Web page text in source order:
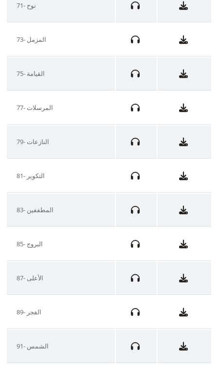
71- نوح
73- المزمل
75- القيامة
77- المرسلات
79- النازعات
81- التكوير
83- المطففين
85- البروج
87- الأعلى
89- الفجر
91- الشمس